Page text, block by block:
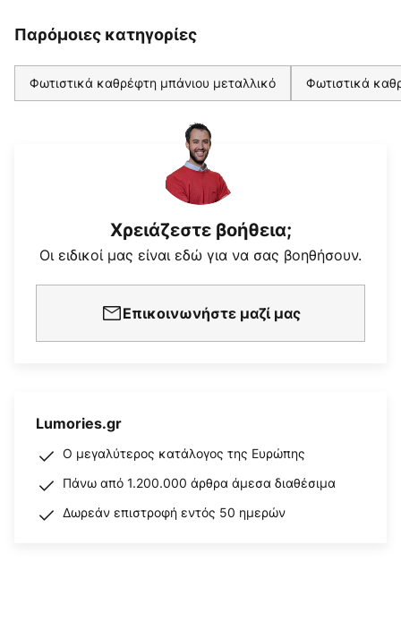
Παρόμοιες κατηγορίες
Φωτιστικά καθρέφτη μπάνιου μεταλλικό Φωτιστικά
Χρειάζεστε βοήθεια;
Οι ειδικοί μας είναι εδώ για να σας βοηθήσουν.
Επικοινωνήστε μαζί μας
Lumories.gr
Ο μεγαλύτερος κατάλογος της Ευρώπης
Πάνω από 1.200.000 άρθρα άμεσα διαθέσιμα
Δωρεάν επιστροφή εντός 50 ημερών